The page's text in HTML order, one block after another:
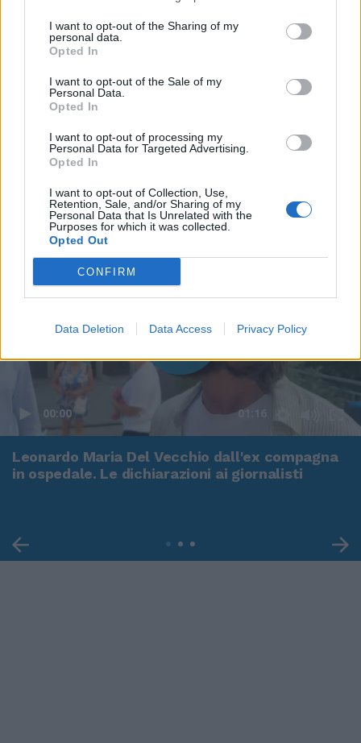
I want to opt-out of the Sharing of my
personal data.
Opted In
I want to opt-out of the Sale of my
Personal Data.
Opted In
I want to opt-out of processing my
Personal Data for Targeted Advertising.
Opted In
I want to opt-out of Collection, Use,
Retention, Sale, and/or Sharing of my
Personal Data that Is Unrelated with the
Purposes for which it was collected.
Opted Out
CONFIRM
Data Deletion Data Access Privacy Policy
00:00 01:16
Leonardo Maria Del Vecchio dall'ex compagna
in ospedale. Le dichiarazioni ai giornalisti